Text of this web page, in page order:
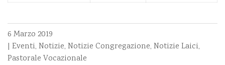
6 Marzo 2019
| Eventi, Notizie, Notizie Congregazione, Notizie Laici,
Pastorale Vocazionale